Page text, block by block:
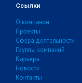
Ссылки
О компании
Проекты
Сфера деятельности
Группы компаний
Карьера
Новости
Контакты